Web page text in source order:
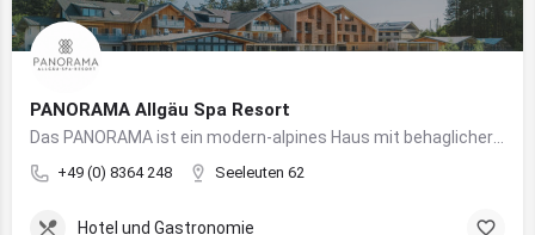
PANORAMA Allgäu Spa Resort
+49 (0) 8364 248 Seeleuten 62
Hotel und Gastronomie